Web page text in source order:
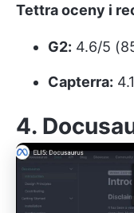
Tettra oceny i
G2: 4.6/5
Capterra:
4.